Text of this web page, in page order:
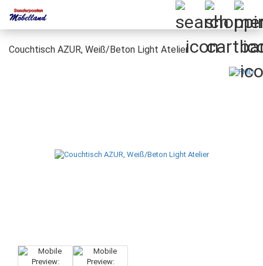
Couchtisch AZUR, Weiß/Beton Light Atelier